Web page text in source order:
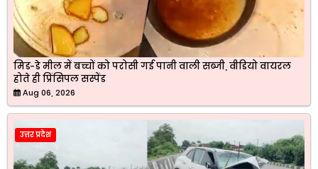
मिड-डे मील में बच्चों को परोसी गई पानी वाली सब्जी, वीडियो वायरल
होते ही प्रिंसिपल सस्पेंड
Aug 06, 2026
उत्तर प्रदेश